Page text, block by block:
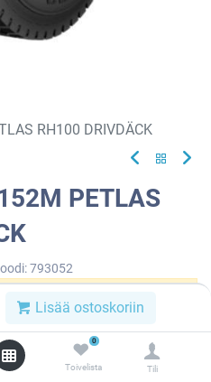
Lisää ostoskoriin
0
Toivelista Tili
RH100 DRIVDÄCK
PETLAS
793052
yhdistelmää.